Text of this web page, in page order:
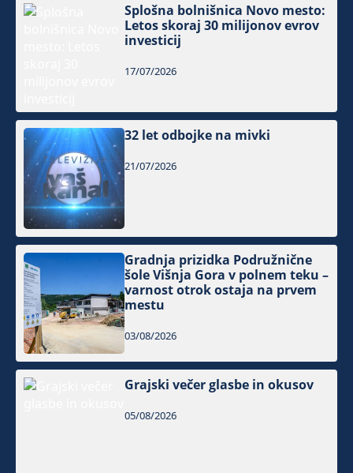
Splošna bolnišnica Novo mesto:
Letos skoraj 30 milijonov evrov
investicij
17/07/2026
32 let odbojke na mivki
21/07/2026
Gradnja prizidka Podružnične
šole Višnja Gora v polnem teku –
varnost otrok ostaja na prvem
mestu
03/08/2026
Grajski večer glasbe in okusov
05/08/2026